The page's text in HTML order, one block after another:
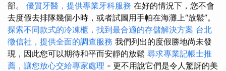
部。 優質牙醫，提供專業牙科服務 在好的情況下，您不會
去度假去排隊幾個小時，或者試圖用手帕在海灘上“放鬆”。
探索不同款式的冷凍櫃，找到最合適的存儲解決方案 台北
徵信社，提供全面的調查服務 我們列出的度假勝地尚未發
現，因此您可以期待和平而安靜的放鬆 尋求專業記帳士推
薦，讓您放心交給專家處理 - 更不用說它們是令人驚訝的美